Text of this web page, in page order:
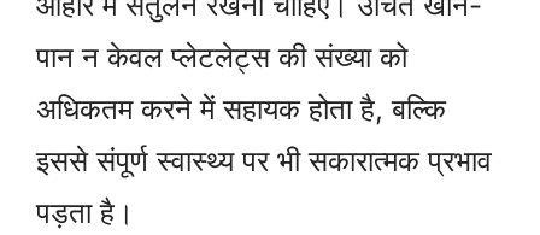
पान न केवल प्लेटलेट्स की संख्या को
अधिकतम करने में सहायक होता है, बल्कि
इससे संपूर्ण स्वास्थ्य पर भी सकारात्मक प्रभाव
पड़ता है।